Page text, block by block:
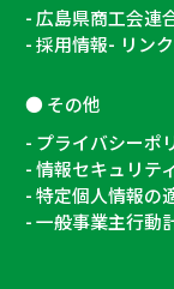
広島県商工会連
採用情報
リン
その他
プライバシーポ
情報セキュリテ
特定個人情報の
一般事業主行動